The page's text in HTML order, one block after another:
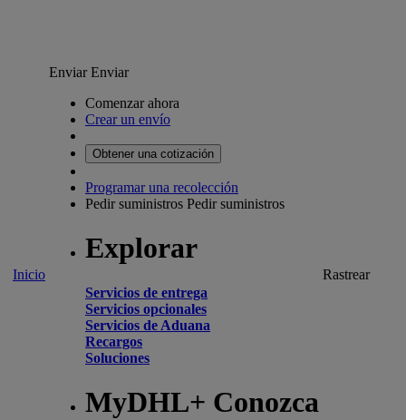
Inicio
EnviarEnviar
Comenzar ahora
Crear un envío
Obtener una cotización
Programar una recolección
Pedir suministros Pedir suministros
Explorar
Servicios de entrega
Servicios opcionales
Servicios de Aduana
Recargos
Soluciones
MyDHL+ Conozca
Rastrear